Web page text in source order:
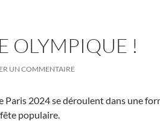
OLYMPIQUE !
UN COMMENTAIRE
Paris 2024 se déroulent dans une
populaire.